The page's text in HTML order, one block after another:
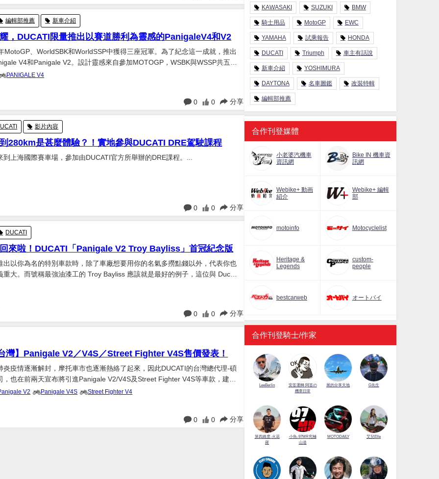
編輯部推薦 新車介紹
，DUCATI限量推出以賽道勝利為靈感的PanigaleV4和V2
MotoGP、WorldSBK和WorldSSP中獲得三座冠軍。為了紀念這一成就，推出
V4和Panigale V2。設計靈感來自參加MOTOGP，WSBK與WSSP共五位
PANIGALE V4
0 0 分享
影片內容
280km是甚麼體驗？！實地參與DUCATI DRE駕駛課程
到上海國際賽車場，參加由DUCATI官方所舉辦的DRE課程。...
0 0 分享
DUCATI
來啦！DUCATI「Panigale V2 Troy Bayliss」首冠紀念版
出以你為名的特別車款時，除了車廠想要用你的名氣多撈點錢以外，代表你也
重大。而號稱最強油漆工的 Troy Bayliss 應該就是最好的例子，這位與 Ducati
在為車隊拿下首座冠軍的 20 個年頭後，Ducati 為他推出冠軍特仕款，紀念
0 0 分享
灣】Panigale V2／V4S／Street Fighter V4S售價發表！
炎疫情逐漸解封，摩托車市也逐漸熱絡了起來，因此DUCATI的台灣總代理-碩
，也在前兩天宣布將引進Panigale V2/V4S及Street Fighter V4S等車款，建議
V2 Panigale V4S Street Fighter V4
0 0 分享
KAWASAKI SUZUKI BMW
騎士用品 MotoGP EWC
YAMAHA 試乘報告 HONDA
DUCATI Triumph 車主有話說
新車介紹 YOSHIMURA
DAYTONA 名車圖鑑 改裝特輯
編輯部推薦
合作刊登媒體
小老婆汽機車
資訊網
Bike IN 機車資
訊網
Webike+ 動画
紹介
Webike+ 編輯
部
motoinfo Motocyclelist
Heritage &
Legends
custom-
people
bestcarweb オートバイ
合作刊登騎士/作家
LeeBerlin
安筌運轉 阿筌の
機車日常
展的分享天地 G先生
第四維度-火花
羅
小魚-97MR究極
山道
MOTODAILY 艾兒Elle